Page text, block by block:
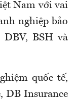
Nam với vai
nghiệp bảo
BSH và
quốc tế,
DB Insurance